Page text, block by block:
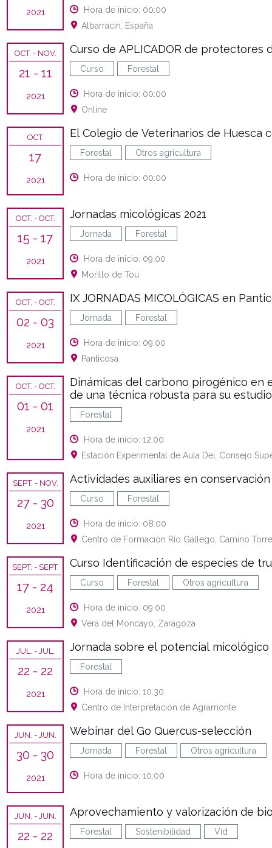
2021
Hora de inicio: 00:00
Albarracín, España
OCT. - NOV.
21 - 11
2021
Curso de APLICADOR de protectores
Curso Forestal
Hora de inicio: 00:00
Online
OCT.
17
2021
El Colegio de Veterinarios de Huesca
Forestal Otros agricultura
Hora de inicio: 00:00
OCT. - OCT.
15 - 17
2021
Jornadas micológicas 2021
Jornada Forestal
Hora de inicio: 09:00
Morillo de Tou
OCT. - OCT.
02 - 03
2021
IX JORNADAS MICOLÓGICAS en
Jornada Forestal
Hora de inicio: 09:00
Panticosa
OCT. - OCT.
01 - 01
2021
Dinámicas del carbono pirogénico en
de una técnica robusta para su
Forestal
Hora de inicio: 12:00
Estación Experimental de Aula Dei, Consejo
SEPT. - NOV.
27 - 30
2021
Actividades auxiliares en
Curso Forestal
Hora de inicio: 08:00
Centro de Formación Río Gállego, Camino
SEPT. - SEPT.
17 - 24
2021
Curso Identificación de especies de
Curso Forestal Otros agricultura
Hora de inicio: 09:00
Vera del Moncayo, Zaragoza
JUL. - JUL.
22 - 22
2021
Jornada sobre el potencial
Forestal
Hora de inicio: 10:30
Centro de Interpretación de Agramonte
JUN. - JUN.
30 - 30
2021
Webinar del Go Quercus-selección
Jornada Forestal Otros agricultura
Hora de inicio: 10:00
JUN. - JUN.
22 - 22
Aprovechamiento y valorización de
Forestal Sostenibilidad Vid